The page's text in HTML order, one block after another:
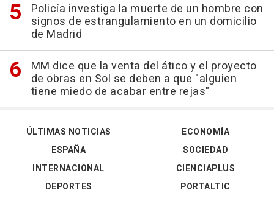
Policía investiga la muerte de un hombre con
signos de estrangulamiento en un domicilio
de Madrid
MM dice que la venta del ático y el proyecto
de obras en Sol se deben a que "alguien
tiene miedo de acabar entre rejas"
ÚLTIMAS NOTICIAS
ESPAÑA
INTERNACIONAL
DEPORTES
ECONOMÍA
SOCIEDAD
CIENCIAPLUS
PORTALTIC